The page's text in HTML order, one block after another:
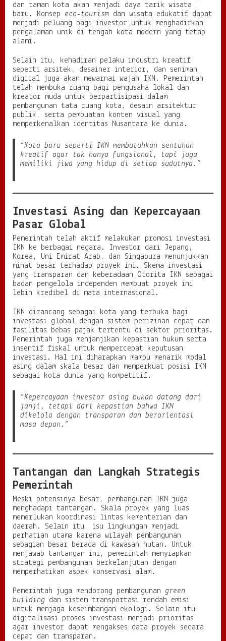
dan taman kota akan menjadi daya tarik wisata
baru. Konsep eco-tourism dan wisata edukatif dapat
menjadi peluang bagi investor untuk menghadirkan
pengalaman unik di tengah kota modern yang tetap
alami.
Selain itu, kehadiran pelaku industri kreatif
seperti arsitek, desainer interior, dan seniman
digital juga akan mewarnai wajah IKN. Pemerintah
telah membuka ruang bagi pengusaha lokal dan
kreator muda untuk berpartisipasi dalam
pembangunan tata ruang kota, desain arsitektur
publik, serta pembuatan konten visual yang
memperkenalkan identitas Nusantara ke dunia.
“Kota baru seperti IKN membutuhkan sentuhan
kreatif agar tak hanya fungsional, tapi juga
memiliki jiwa yang hidup di setiap sudutnya.”
Investasi Asing dan Kepercayaan
Pasar Global
Pemerintah telah aktif melakukan promosi investasi
IKN ke berbagai negara. Investor dari Jepang,
Korea, Uni Emirat Arab, dan Singapura menunjukkan
minat besar terhadap proyek ini. Skema investasi
yang transparan dan keberadaan Otorita IKN sebagai
badan pengelola independen membuat proyek ini
lebih kredibel di mata internasional.
IKN dirancang sebagai kota yang terbuka bagi
investasi global dengan sistem perizinan cepat dan
fasilitas bebas pajak tertentu di sektor prioritas.
Pemerintah juga menjanjikan kepastian hukum serta
insentif fiskal untuk mempercepat keputusan
investasi. Hal ini diharapkan mampu menarik modal
asing dalam skala besar dan memperkuat posisi IKN
sebagai kota dunia yang kompetitif.
“Kepercayaan investor asing bukan datang dari
janji, tetapi dari kepastian bahwa IKN
dikelola dengan transparan dan berorientasi
masa depan.”
Tantangan dan Langkah Strategis
Pemerintah
Meski potensinya besar, pembangunan IKN juga
menghadapi tantangan. Skala proyek yang luas
memerlukan koordinasi lintas kementerian dan
daerah. Selain itu, isu lingkungan menjadi
perhatian utama karena wilayah pembangunan
sebagian besar berada di kawasan hutan. Untuk
menjawab tantangan ini, pemerintah menyiapkan
strategi pembangunan berkelanjutan dengan
memperhatikan aspek konservasi alam.
Pemerintah juga mendorong pembangunan green
building dan sistem transportasi rendah emisi
untuk menjaga keseimbangan ekologi. Selain itu,
digitalisasi proses investasi menjadi prioritas
agar investor dapat mengakses data proyek secara
cepat dan transparan.